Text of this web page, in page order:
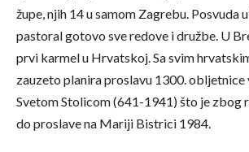
župe, njih 14 u samom Zagrebu. Posvuda
pastoral gotovo sve redove i družbe. U
prvi karmel u Hrvatskoj. Sa svim
zauzeto planira proslavu 1300. obljetnice
Svetom Stolicom (641-1941) što je zbog
do proslave na Mariji Bistrici 1984.